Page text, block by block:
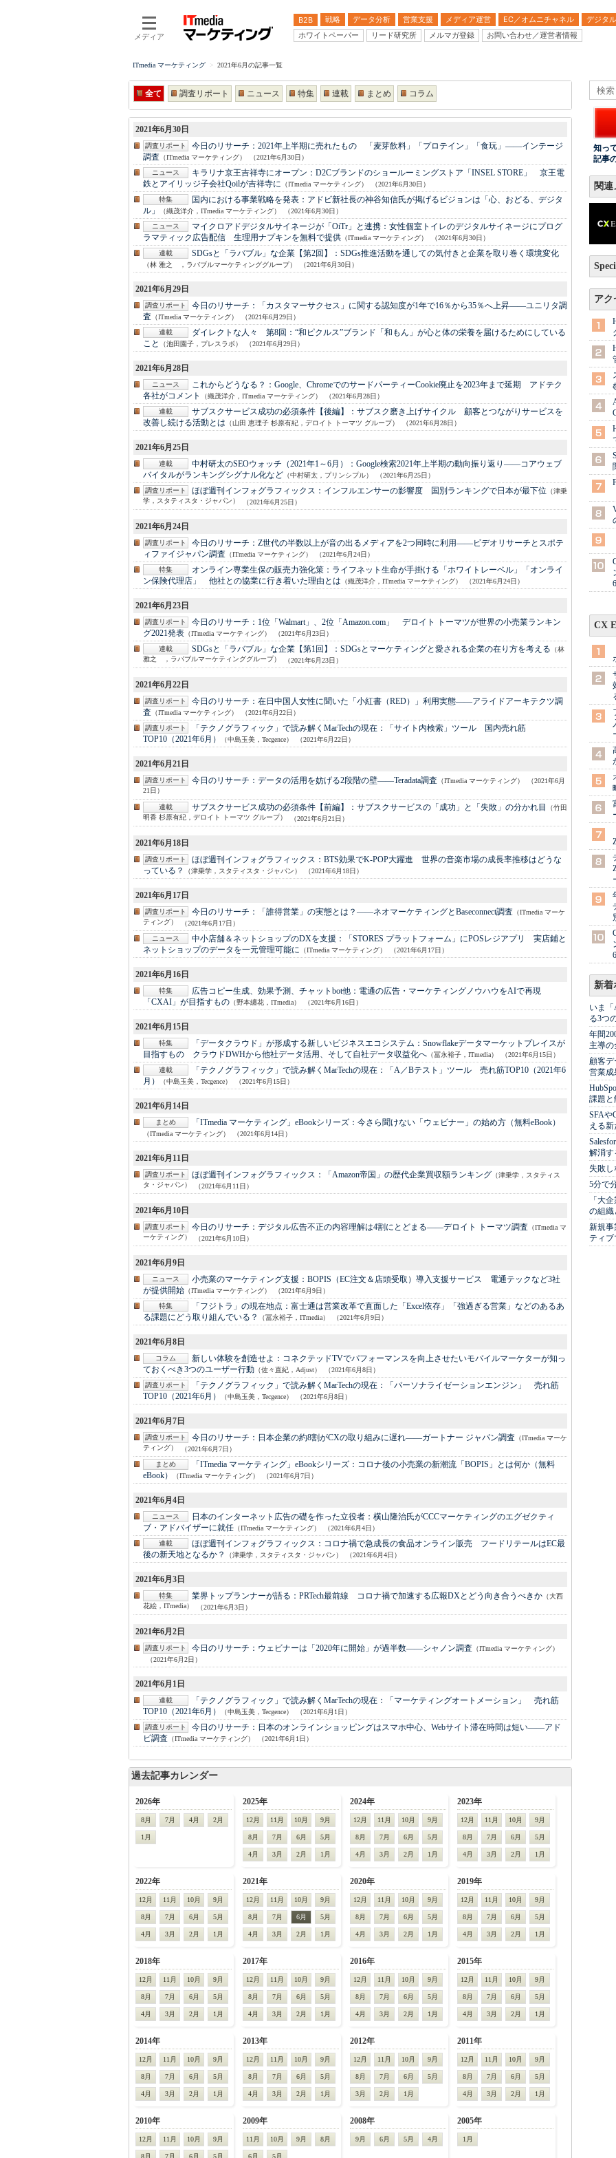
メディア
B2B 戦略 データ分析 営業支援 メディア運営 EC／オムニチャネル デジタ
ホワイトペーパー
リード研究所 メルマガ登録 お問い合わせ／運営者情報
ITmedia マーケティング 2021年6月の記事一覧
全て 調査リポート ニュース 特集 連載 まとめ コラム
2021年6月30日
調査リポート 今日のリサーチ： 2021年上半期に売れたもの 「麦芽飲料」「プロテイン」「食玩」――インテージ
調査 （ITmedia マーケティング）
（2021年6月30日）
ニュース
キラリナ京王吉祥寺にオープン： D2Cブランドのショールーミングストア「INSEL STORE」 京王電
鉄とアイリッジ子会社Qoilが吉祥寺に （ITmedia マーケティング）
（2021年6月30日）
特集
国内における事業戦略を発表： アドビ新社長の神谷知信氏が掲げるビジョンは「心、おどる、デジタ
ル」
（織茂洋介，ITmedia マーケティング）
（2021年6月30日）
ニュース
マイクロアドデジタルサイネージが「OiTr」と連携： 女性個室トイレのデジタルサイネージにプログ
ラマティック広告配信 生理用ナプキンを無料で提供 （ITmedia マーケティング）
（2021年6月30日）
連載
SDGsと「ラバブル」な企業【第2回】： SDGs推進活動を通しての気付きと企業を取り巻く環境変化
（林 雅之 ，ラバブルマーケティンググループ） （2021年6月30日）
2021年6月29日
調査リポート 今日のリサーチ：
「カスタマーサクセス」に関する認知度が1年で16％から35％へ上昇――ユニリタ調
査 （ITmedia マーケティング）
（2021年6月29日）
連載
ダイレクトな人々 第8回： “和ピクルス”ブランド「和もん」が心と体の栄養を届けるためにしている
こと
（池田園子，プレスラボ） （2021年6月29日）
2021年6月28日
ニュース これからどうなる？： Google、ChromeでのサードパーティーCookie廃止を2023年まで延期 アドテク
各社がコメント
（織茂洋介，ITmedia マーケティング）
（2021年6月28日）
連載
サブスクサービス成功の必須条件【後編】： サブスク磨き上げサイクル 顧客とつながりサービスを
改善し続ける活動とは （山田 恵理子 杉原有紀，デロイト トーマツ グループ） （2021年6月28日）
2021年6月25日
連載 中村研太のSEOウォッチ（2021年1～6月）： Google検索2021年上半期の動向振り返り――コアウェブ
バイタルがランキングシグナル化など （中村研太，プリンシプル）
（2021年6月25日）
調査リポート
ほぼ週刊インフォグラフィックス： インフルエンサーの影響度 国別ランキングで日本が最下位 （津乗
学，スタティスタ・ジャパン） （2021年6月25日）
2021年6月24日
調査リポート 今日のリサーチ： Z世代の半数以上が音の出るメディアを2つ同時に利用――ビデオリサーチとスポテ
ィファイジャパン調査 （ITmedia マーケティング）
（2021年6月24日）
特集
オンライン専業生保の販売力強化策： ライフネット生命が手掛ける「ホワイトレーベル」「オンライ
ン保険代理店」 他社との協業に行き着いた理由とは （織茂洋介，ITmedia マーケティング） （2021年6月24日）
2021年6月23日
調査リポート 今日のリサーチ： 1位「Walmart」、2位「Amazon.com」 デロイト トーマツが世界の小売業ランキン
グ2021発表 （ITmedia マーケティング）
（2021年6月23日）
連載
SDGsと「ラバブル」な企業【第1回】： SDGsとマーケティングと愛される企業の在り方を考える （林
雅之 ，ラバブルマーケティンググループ） （2021年6月23日）
2021年6月22日
調査リポート 今日のリサーチ： 在日中国人女性に聞いた「小紅書（RED）」利用実態――アライドアーキテクツ調
査 （ITmedia マーケティング）
（2021年6月22日）
調査リポート
「テクノグラフィック」で読み解くMarTechの現在：
「サイト内検索」ツール 国内売れ筋
TOP10（2021年6月）
（中島玉美，Tecgence） （2021年6月22日）
2021年6月21日
調査リポート 今日のリサーチ： データの活用を妨げる2段階の壁――Teradata調査 （ITmedia マーケティング） （2021年6月
21日）
連載 サブスクサービス成功の必須条件【前編】： サブスクサービスの「成功」と「失敗」の分かれ目 （竹田
明香 杉原有紀，デロイト トーマツ グループ） （2021年6月21日）
2021年6月18日
調査リポート ほぼ週刊インフォグラフィックス： BTS効果でK-POP大躍進 世界の音楽市場の成長率推移はどうな
っている？
（津乗学，スタティスタ・ジャパン） （2021年6月18日）
2021年6月17日
調査リポート 今日のリサーチ： 「誰得営業」の実態とは？――ネオマーケティングとBaseconnect調査 （ITmedia マーケ
ティング）
（2021年6月17日）
ニュース
中小店舗＆ネットショップのDXを支援：
「STORES プラットフォーム」にPOSレジアプリ 実店鋪と
ネットショップのデータを一元管理可能に （ITmedia マーケティング） （2021年6月17日）
2021年6月16日
特集 広告コピー生成、効果予測、チャットbot他： 電通の広告・マーケティングノウハウをAIで再現
「CXAI」が目指すもの （野本纏花，ITmedia） （2021年6月16日）
2021年6月15日
特集 「データクラウド」が形成する新しいビジネスエコシステム： Snowflakeデータマーケットプレイスが
目指すもの クラウドDWHから他社データ活用、そして自社データ収益化へ （冨永裕子，ITmedia）
（2021年6月15日）
連載
「テクノグラフィック」で読み解くMarTechの現在：
「A／Bテスト」ツール 売れ筋TOP10（2021年6
月）
（中島玉美，Tecgence） （2021年6月15日）
2021年6月14日
まとめ 「ITmedia マーケティング」eBookシリーズ： 今さら聞けない「ウェビナー」の始め方（無料eBook）
（ITmedia マーケティング） （2021年6月14日）
2021年6月11日
調査リポート ほぼ週刊インフォグラフィックス： 「Amazon帝国」の歴代企業買収額ランキング （津乗学，スタティス
タ・ジャパン） （2021年6月11日）
2021年6月10日
調査リポート 今日のリサーチ： デジタル広告不正の内容理解は4割にとどまる――デロイト トーマツ調査 （ITmedia マ
ーケティング） （2021年6月10日）
2021年6月9日
ニュース 小売業のマーケティング支援： BOPIS（EC注文＆店頭受取）導入支援サービス 電通テックなど3社
が提供開始 （ITmedia マーケティング）
（2021年6月9日）
特集
「フジトラ」の現在地点： 富士通は営業改革で直面した「Excel依存」「強過ぎる営業」などのあるあ
る課題にどう取り組んでいる？
（冨永裕子，ITmedia） （2021年6月9日）
2021年6月8日
コラム 新しい体験を創造せよ： コネクテッドTVでパフォーマンスを向上させたいモバイルマーケターが知っ
ておくべき3つのユーザー行動 （佐々直紀，Adjust）
（2021年6月8日）
調査リポート
「テクノグラフィック」で読み解くMarTechの現在：
「パーソナライゼーションエンジン」 売れ筋
TOP10（2021年6月）
（中島玉美，Tecgence） （2021年6月8日）
2021年6月7日
調査リポート 今日のリサーチ： 日本企業の約8割がCXの取り組みに遅れ――ガートナー ジャパン調査 （ITmedia マーケ
ティング）
（2021年6月7日）
まとめ
「ITmedia マーケティング」eBookシリーズ： コロナ後の小売業の新潮流「BOPIS」とは何か（無料
eBook）
（ITmedia マーケティング） （2021年6月7日）
2021年6月4日
ニュース 日本のインターネット広告の礎を作った立役者： 横山隆治氏がCCCマーケティングのエグゼクティ
ブ・アドバイザーに就任 （ITmedia マーケティング）
（2021年6月4日）
連載
ほぼ週刊インフォグラフィックス： コロナ禍で急成長の食品オンライン販売 フードリテールはEC最
後の新天地となるか？
（津乗学，スタティスタ・ジャパン） （2021年6月4日）
2021年6月3日
特集 業界トップランナーが語る： PRTech最前線 コロナ禍で加速する広報DXとどう向き合うべきか （大西
花絵，ITmedia） （2021年6月3日）
2021年6月2日
調査リポート 今日のリサーチ： ウェビナーは「2020年に開始」が過半数――シャノン調査 （ITmedia マーケティング）
（2021年6月2日）
2021年6月1日
連載 「テクノグラフィック」で読み解くMarTechの現在：
「マーケティングオートメーション」 売れ筋
TOP10（2021年6月）
（中島玉美，Tecgence）
（2021年6月1日）
調査リポート
今日のリサーチ： 日本のオンラインショッピングはスマホ中心、Webサイト滞在時間は短い――アド
ビ調査 （ITmedia マーケティング） （2021年6月1日）
過去記事カレンダー
2026年
8月 7月 4月 2月
1月
2025年
12月 11月 10月 9月
8月 7月 6月 5月
4月 3月 2月 1月
2024年
12月 11月 10月 9月
8月 7月 6月 5月
4月 3月 2月 1月
2023年
12月 11月 10月 9月
8月 7月 6月 5月
4月 3月 2月 1月
2022年
12月 11月 10月 9月
8月 7月 6月 5月
4月 3月 2月 1月
2021年
12月 11月 10月 9月
8月 7月 6月 5月
4月 3月 2月 1月
2020年
12月 11月 10月 9月
8月 7月 6月 5月
4月 3月 2月 1月
2019年
12月 11月 10月 9月
8月 7月 6月 5月
4月 3月 2月 1月
2018年
12月 11月 10月 9月
8月 7月 6月 5月
4月 3月 2月 1月
2017年
12月 11月 10月 9月
8月 7月 6月 5月
4月 3月 2月 1月
2016年
12月 11月 10月 9月
8月 7月 6月 5月
4月 3月 2月 1月
2015年
12月 11月 10月 9月
8月 7月 6月 5月
4月 3月 2月 1月
2014年
12月 11月 10月 9月
8月 7月 6月 5月
4月 3月 2月 1月
2013年
12月 11月 10月 9月
8月 7月 6月 5月
4月 3月 2月 1月
2012年
12月 11月 10月 9月
8月 7月 6月 5月
3月 2月 1月
2011年
12月 11月 10月 9月
8月 7月 6月 5月
4月 3月 2月 1月
2010年
12月 11月 10月 9月
8月 7月 6月 5月
2009年
11月 10月 9月 8月
6月 5月
2008年
9月 6月 5月 4月
2005年
1月
知っ
記事
関
アク
CX
新着
いま
る3つ
年間
主導の
顧客デ
営業成
課題と
SFAや
える
解消す
失敗
5分で
「大
の組織
新規事
ティブ